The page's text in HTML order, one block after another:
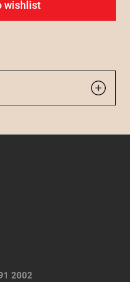
wishlist
2002